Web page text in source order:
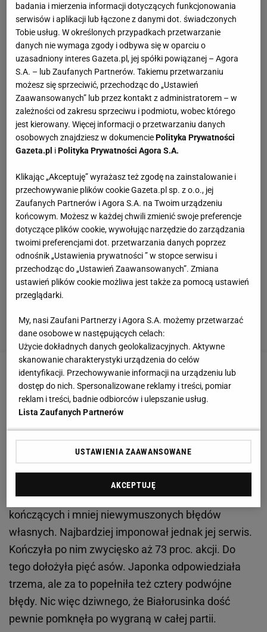
Zobacz wideoŚwiątek sprzeciwia się rewolucji w
tenisie. Sabalenka uważa inaczej
Zaskakująco gładki set. Sabalenka rozbiła rywalkę
Pierwszy set okazał się bowiem bardzo
Sabalenkadominowała na niemal
wszystkich płaszczyznach. Miała więcej zagrań
kończących i mniej niewymuszonych błędów
własnych. Najbardziej imponował jednak jej serwis.
Kończyła po nim zwycięsko aż 73 proc. akcji. Do
tego dołożyła pięć asów. Japonka odpowiedziała
trzema, ale za to popełniła też cztery podwójne
błędy. Nic więc dziwnego, że Białorusinka dość
pewnie pomknęła po wygraną w całej partii.
badania i mierzenia informacji dotyczących funkcjonowania
serwisów i aplikacji lub łączone z danymi dot. świadczonych
Tobie usług. W określonych przypadkach przetwarzanie
danych nie wymaga zgody i odbywa się w oparciu o
uzasadniony interes Gazeta.pl, jej spółki powiązanej – Agora
S.A. – lub Zaufanych Partnerów. Takiemu przetwarzaniu
możesz się sprzeciwić, przechodząc do „Ustawień
Zaawansowanych” lub przez kontakt z administratorem – w
zależności od zakresu sprzeciwu i podmiotu, wobec którego
jest kierowany. Więcej informacji o przetwarzaniu danych
osobowych znajdziesz w dokumenciePolityka Prywatności
Gazeta.pl iPolityka Prywatności Agora S.A.
Klikając „Akceptuję” wyrażasz też zgodę na zainstalowanie i
przechowywanie plików cookie Gazeta.pl sp. z o.o., jej
Zaufanych Partnerów i Agora S.A. na Twoim urządzeniu
końcowym. Możesz w każdej chwili zmienić swoje preferencje
dotyczące plików cookie, wywołując narzędzie do zarządzania
twoimi preferencjami dot. przetwarzania danych poprzez
odnośnik „Ustawienia prywatności ” w stopce serwisu i
przechodząc do „Ustawień Zaawansowanych”. Zmiana
ustawień plików cookie możliwa jest także za pomocą ustawień
przeglądarki.
My, nasi Zaufani Partnerzy i Agora S.A. możemy przetwarzać
dane osobowe w następujących celach:
Użycie dokładnych danych geolokalizacyjnych. Aktywne
skanowanie charakterystyki urządzenia do celów
identyfikacji. Przechowywanie informacji na urządzeniu lub
dostęp do nich. Spersonalizowane reklamy i treści, pomiar
reklam i treści, badnie odbiorców i ulepszanie usług.
Lista Zaufanych Partnerów
USTAWIENIA ZAAWANSOWANE
AKCEPTUJĘ